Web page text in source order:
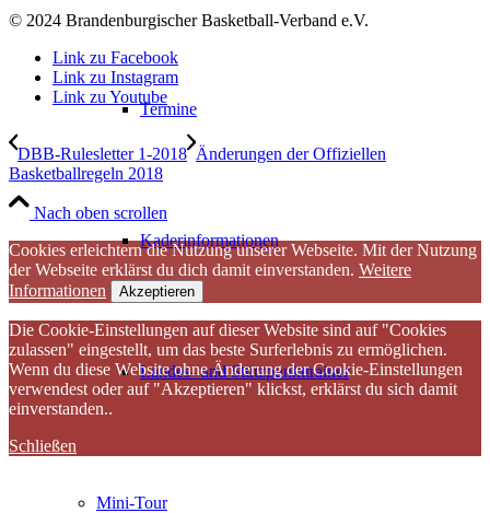
Termine
Kaderinformationen
Landes- und Stützpunkttrainer
Mini-Tour
© 2024 Brandenburgischer Basketball-Verband e.V.
Link zu Facebook
Link zu Instagram
Link zu Youtube
DBB-Rulesletter 1-2018 Änderungen der Offiziellen
Basketballregeln 2018
Nach oben scrollen
Cookies erleichtern die Nutzung unserer Webseite. Mit der Nutzung
der Webseite erklärst du dich damit einverstanden. Weitere
Informationen
Akzeptieren
Die Cookie-Einstellungen auf dieser Website sind auf "Cookies
zulassen" eingestellt, um das beste Surferlebnis zu ermöglichen.
Wenn du diese Website ohne Änderung der Cookie-Einstellungen
verwendest oder auf "Akzeptieren" klickst, erklärst du sich damit
einverstanden..
Schließen